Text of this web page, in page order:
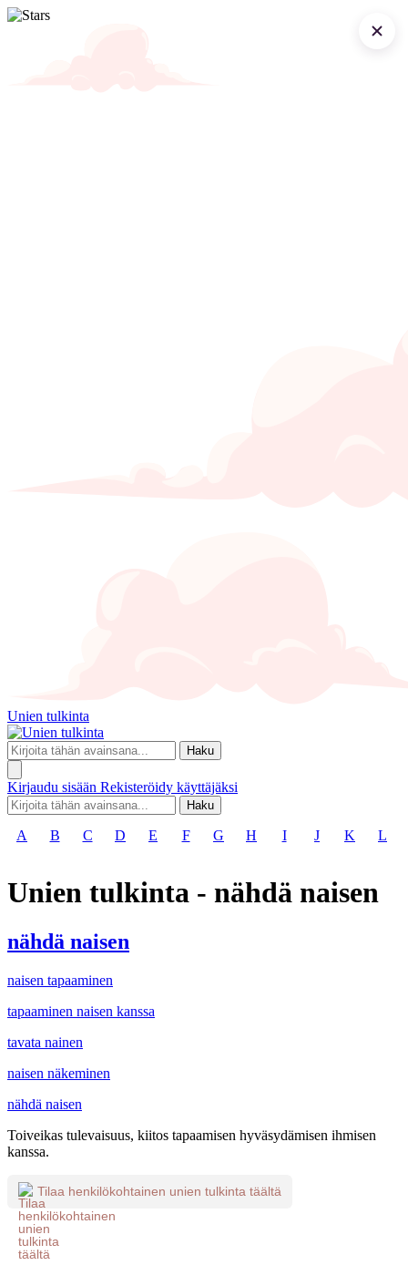
Unien tulkinta
Haku
Kirjaudu sisään Rekisteröidy käyttäjäksi
Haku
A B C D E F G H I J K L
Unien tulkinta - nähdä naisen
nähdä naisen
naisen tapaaminen
tapaaminen naisen kanssa
tavata nainen
naisen näkeminen
nähdä naisen
Toiveikas tulevaisuus, kiitos tapaamisen hyväsydämisen ihmisen
kanssa.
Tilaa henkilökohtainen unien tulkinta täältä